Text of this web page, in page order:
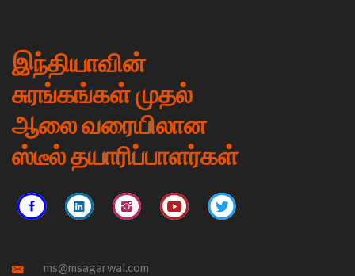
இந்தியாவின்
சுரங்கங்கள் முதல்
ஆலை வரையிலான
ஸ்டீல் தயாரிப்பாளர்கள்
ms@msagarwal.com